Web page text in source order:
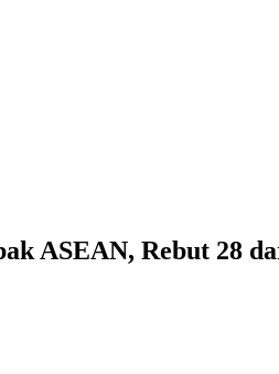
ASEAN, Rebut 28